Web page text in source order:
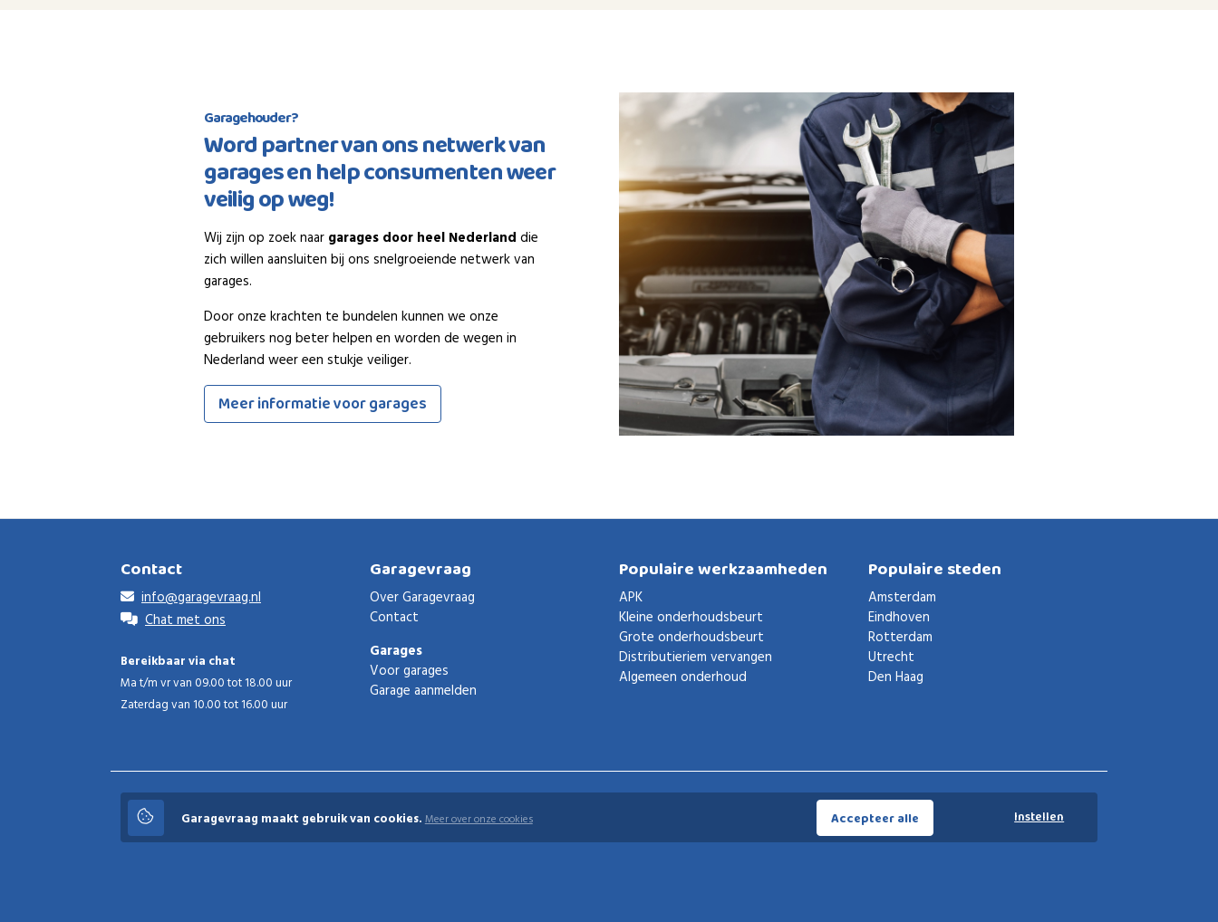
Garagehouder?
Word partner van ons netwerk van
garages en help consumenten weer
veilig op weg!
Wij zijn op zoek naar garages door heel Nederland die
zich willen aansluiten bij ons snelgroeiende netwerk van
garages.
Door onze krachten te bundelen kunnen we onze
gebruikers nog beter helpen en worden de wegen in
Nederland weer een stukje veiliger.
Meer informatie voor garages
Contact
info@garagevraag.nl
Chat met ons
Bereikbaar via chat
Ma t/m vr van 09.00 tot 18.00 uur
Zaterdag van 10.00 tot 16.00 uur
Garagevraag
Over Garagevraag
Contact
Garages
Voor garages
Garage aanmelden
Populaire werkzaamheden
APK
Kleine onderhoudsbeurt
Grote onderhoudsbeurt
Distributieriem vervangen
Algemeen onderhoud
Populaire steden
Amsterdam
Eindhoven
Rotterdam
Utrecht
Den Haag
Garagevraag
© 2026 Garagevraag - V1.3.5 - Alle rechten voorbehouden
Voorwaarden Privacybeleid Privacy instellingen
Garagevraag maakt gebruik van cookies.Meer over onze cookies Accepteer alle Instellen